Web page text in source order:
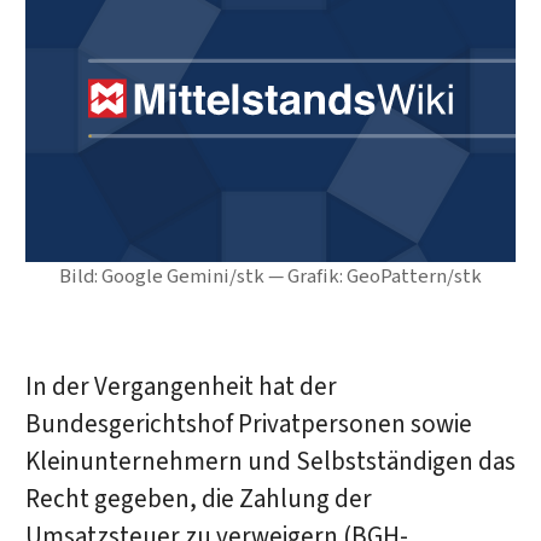
Bild: Google Gemini/stk — Grafik: GeoPattern/stk
In der Vergangenheit hat der
Bundesgerichtshof Privatpersonen sowie
Kleinunternehmern und Selbstständigen das
Recht gegeben, die Zahlung der